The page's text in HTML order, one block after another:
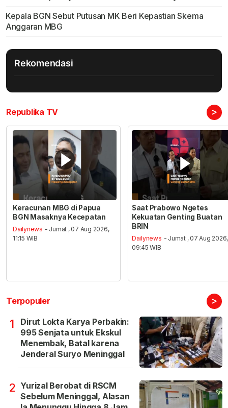
Kepala BGN Sebut Putusan MK Beri Kepastian Skema
Anggaran MBG
Rekomendasi
Republika TV >
Keracunan MBG di Papua
BGN Masaknya Kecepatan
Dailynews - Jumat , 07 Aug 2026,
11:15 WIB
Saat Prabowo Ngetes
Kekuatan Genting Buatan
BRIN
Dailynews - Jumat , 07 Aug 2026,
09:45 WIB
Terpopuler >
1
Dirut Lokta Karya Perbakin:
995 Senjata untuk Ekskul
Menembak, Batal karena
Jenderal Suryo Meninggal
2 Yurizal Berobat di RSCM
Sebelum Meninggal, Alasan